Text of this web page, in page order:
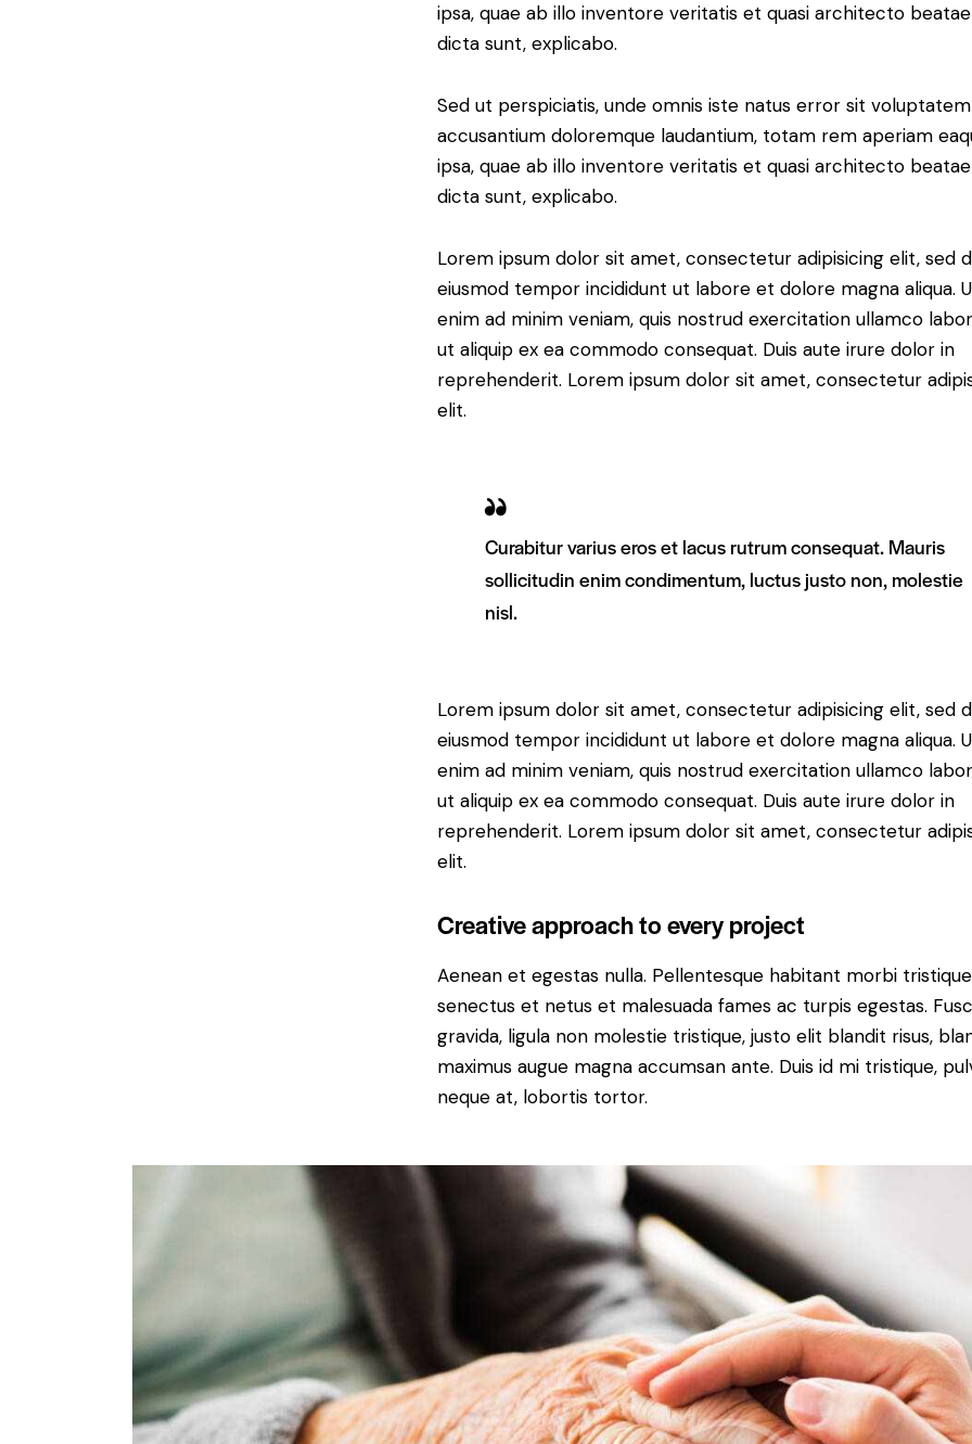
ipsa, quae ab illo inventore veritatis et quasi architecto
dicta sunt, explicabo.
Sed ut perspiciatis, unde omnis iste natus error sit voluptatem
accusantium doloremque laudantium, totam rem aperiam
ipsa, quae ab illo inventore veritatis et quasi architecto
dicta sunt, explicabo.
Lorem ipsum dolor sit amet, consectetur adipisicing elit, sed
eiusmod tempor incididunt ut labore et dolore magna aliqua.
enim ad minim veniam, quis nostrud exercitation ullamco
ut aliquip ex ea commodo consequat. Duis aute irure dolor in
reprehenderit. Lorem ipsum dolor sit amet, consectetur
elit.
Curabitur varius eros et lacus rutrum consequat. Mauris
sollicitudin enim condimentum, luctus justo non, molestie
nisl.
Lorem ipsum dolor sit amet, consectetur adipisicing elit, sed
eiusmod tempor incididunt ut labore et dolore magna aliqua.
enim ad minim veniam, quis nostrud exercitation ullamco
ut aliquip ex ea commodo consequat. Duis aute irure dolor in
reprehenderit. Lorem ipsum dolor sit amet, consectetur
elit.
Creative approach to every project
Aenean et egestas nulla. Pellentesque habitant morbi tristique
senectus et netus et malesuada fames ac turpis egestas.
gravida, ligula non molestie tristique, justo elit blandit risus,
maximus augue magna accumsan ante. Duis id mi tristique,
neque at, lobortis tortor.